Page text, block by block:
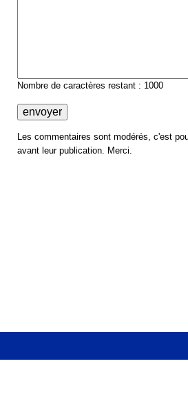
Nombre de caractères restant : 1000
Les commentaires sont modérés, c'est
avant leur publication. Merci.